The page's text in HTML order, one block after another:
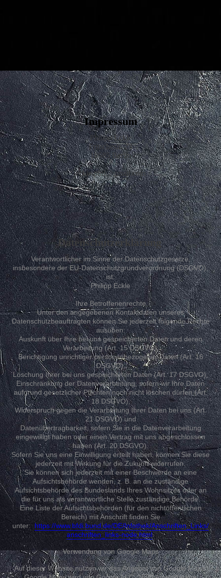
Impressum
Philipp Eckle
Fritschestr. 24
10585 Berlin
eckle.phil@gmail.com
Datenschutzerklärung
Verantwortlicher im Sinne der Datenschutzgesetze,
insbesondere der EU-Datenschutzgrundverordnung (DSGVO),
ist:
Philipp Eckle
Ihre Betroffenenrechte
Unter den angegebenen Kontaktdaten unseres
Datenschutzbeauftragten können Sie jederzeit folgende Rechte
ausüben:
Auskunft über Ihre bei uns gespeicherten Daten und deren
Verarbeitung (Art. 15 DSGVO),
Berichtigung unrichtiger personenbezogener Daten (Art. 16
DSGVO),
Löschung Ihrer bei uns gespeicherten Daten (Art. 17 DSGVO),
Einschränkung der Datenverarbeitung, sofern wir Ihre Daten
aufgrund gesetzlicher Pflichten noch nicht löschen dürfen (Art.
18 DSGVO),
Widerspruch gegen die Verarbeitung Ihrer Daten bei uns (Art.
21 DSGVO) und
Datenübertragbarkeit, sofern Sie in die Datenverarbeitung
eingewilligt haben oder einen Vertrag mit uns abgeschlossen
haben (Art. 20 DSGVO).
Sofern Sie uns eine Einwilligung erteilt haben, können Sie diese
jederzeit mit Wirkung für die Zukunft widerrufen.
Sie können sich jederzeit mit einer Beschwerde an eine
Aufsichtsbehörde wenden, z. B. an die zuständige
Aufsichtsbehörde des Bundeslands Ihres Wohnsitzes oder an
die für uns als verantwortliche Stelle zuständige Behörde.
Eine Liste der Aufsichtsbehörden (für den nichtöffentlichen
Bereich) mit Anschrift finden Sie
unter: https://www.bfdi.bund.de/DE/Infothek/Anschriften_Links/
anschriften_links-node.html.
Verwendung von Google Maps
Auf dieser Website nutzen wir das Angebot von Google Maps.